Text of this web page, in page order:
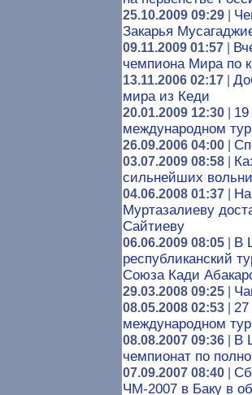
25.10.2009 09:29
Закарья
09.11.2009 01:57
чемпиона Мира по
13.11.2006 02:17
мира из Кеди
20.01.2009 12:30
международном
26.09.2006 04:00
03.07.2009 08:58
сильнейших
04.06.2008 01:37
Муртазалиеву
Сайтиеву
06.06.2009 08:05
В
республиканский
Союза Кади
29.03.2008 09:25
08.05.2008 02:53
27
международном
08.08.2007 09:36
В
чемпионат по
07.09.2007 08:40
ЧМ-2007 в Баку в